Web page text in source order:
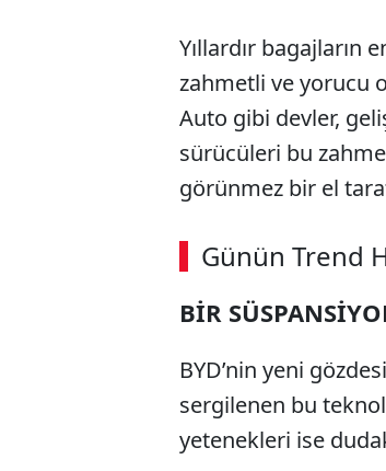
Yıllardır bagajların
zahmetli ve yorucu
Auto gibi devler,
sürücüleri bu
görünmez bir el
Günün Trend
BİR
BYD’nin yeni
sergilenen bu
yetenekleri ise